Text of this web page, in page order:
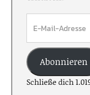
Abonnieren
Schließe dich